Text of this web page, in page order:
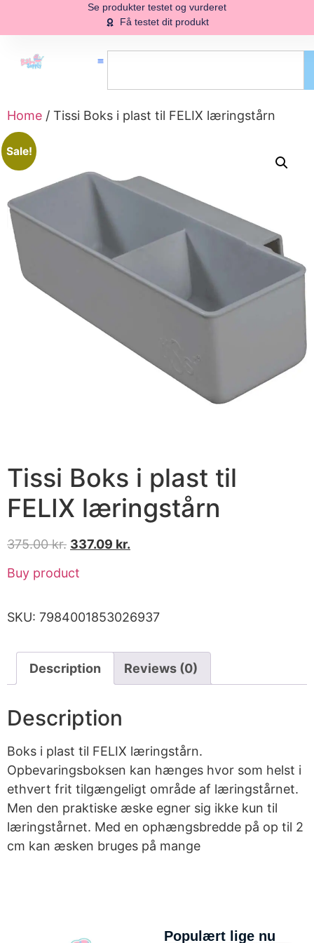
Se produkter testet og vurderet
Få testet dit produkt
Home / Tissi Boks i plast til FELIX læringstårn
Sale!
Tissi Boks i plast til
FELIX læringstårn
375.00kr. 337.09 kr.
Buy product
SKU: 7984001853026937
Description Reviews (0)
Description
Boks i plast til FELIX læringstårn.
Opbevaringsboksen kan hænges hvor som helst i
ethvert frit tilgængeligt område af læringstårnet.
Men den praktiske æske egner sig ikke kun til
læringstårnet. Med en ophængsbredde på op til 2
cm kan æsken bruges på mange
Populært lige nu